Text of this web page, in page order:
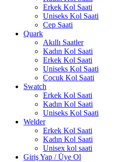
Erkek Kol Saati
Uniseks Kol Saati
Cep Saati
Quark
Akıllı Saatler
Kadın Kol Saati
Erkek Kol Saati
Uniseks Kol Saati
Çocuk Kol Saati
Swatch
Erkek Kol Saati
Kadın Kol Saati
Uniseks Kol Saati
Welder
Erkek Kol Saati
Kadın Kol Saati
Unisex kol saati
Giriş Yap / Üye Ol